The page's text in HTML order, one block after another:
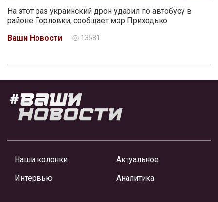
На этот раз украинский дрон ударил по автобусу в
районе Горловки, сообщает мэр Приходько
Ваши Новости
13581
Наши колонки
Интервью
Актуальное
Аналитика